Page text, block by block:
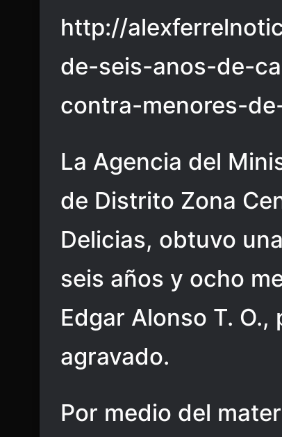
http://
de-seis-anos-de-
contra-menores-
La Agencia del
de Distrito Zona
Delicias, obtuvo
seis años y ocho
Edgar Alonso T.
agravado.
Por medio del